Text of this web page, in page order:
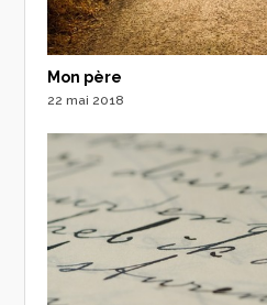
Mon père
22 mai 2018